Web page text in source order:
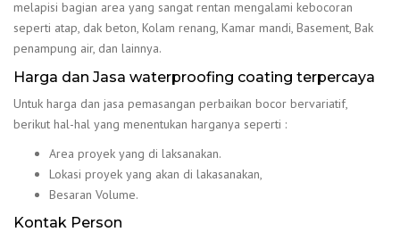
melapisi bagian area yang sangat rentan mengalami kebocoran
seperti atap, dak beton, Kolam renang, Kamar mandi, Basement, Bak
penampung air, dan lainnya.
Harga dan Jasa waterproofing coating terpercaya
Untuk harga dan jasa pemasangan perbaikan bocor bervariatif,
berikut hal-hal yang menentukan harganya seperti :
Area proyek yang di laksanakan.
Lokasi proyek yang akan di lakasanakan,
Besaran Volume.
Kontak Person